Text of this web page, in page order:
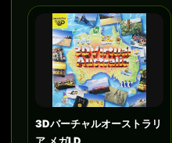
3Dバーチャルオーストラリ
ア メガLD